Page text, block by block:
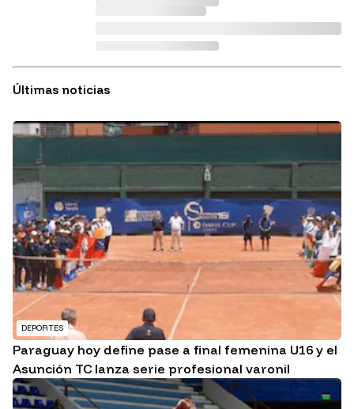
Últimas noticias
DEPORTES
Paraguay hoy define pase a final femenina U16 y el
Asunción TC lanza serie profesional varonil